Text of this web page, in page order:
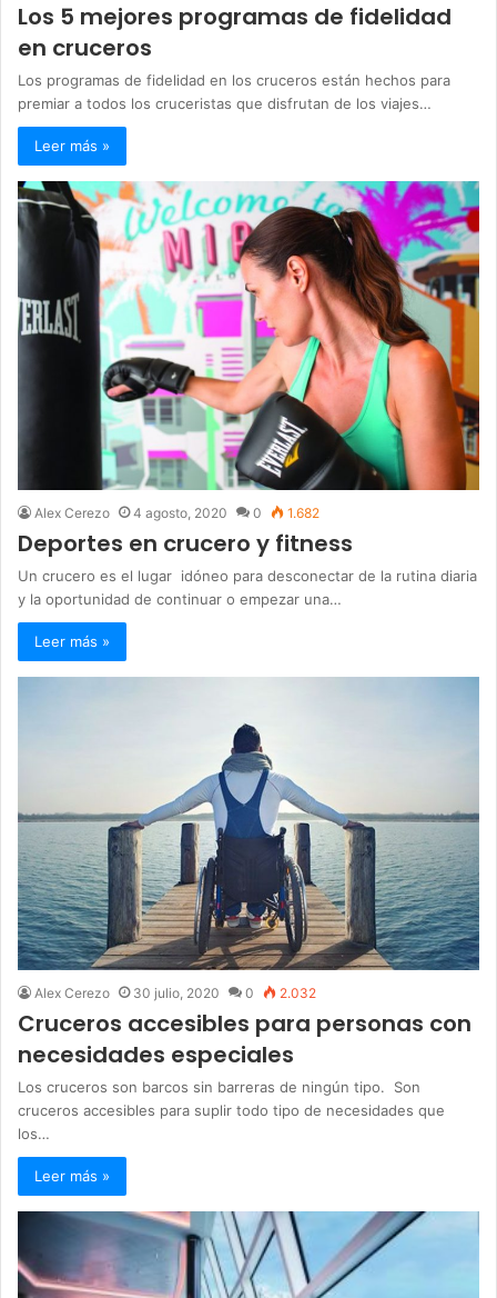
Los 5 mejores programas de fidelidad
en cruceros
Los programas de fidelidad en los cruceros están hechos para
premiar a todos los cruceristas que disfrutan de los viajes…
Leer más »
Alex Cerezo 4 agosto, 2020 0 1.682
Deportes en crucero y fitness
Un crucero es el lugar idóneo para desconectar de la rutina diaria
y la oportunidad de continuar o empezar una…
Leer más »
Alex Cerezo 30 julio, 2020 0 2.032
Cruceros accesibles para personas con
necesidades especiales
Los cruceros son barcos sin barreras de ningún tipo. Son
cruceros accesibles para suplir todo tipo de necesidades que
los…
Leer más »